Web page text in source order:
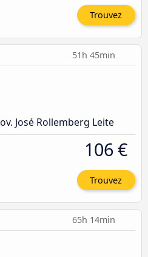
Trouvez
51h 45min
José Rollemberg Leite
106 €
Trouvez
65h 14min